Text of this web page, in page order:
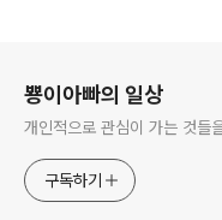
뿅이아빠의 일상
개인적으로 관심이 가는 것들
구독하기